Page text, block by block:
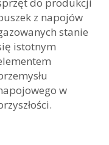
do produkcji
z napojów
stanie
istotnym
w